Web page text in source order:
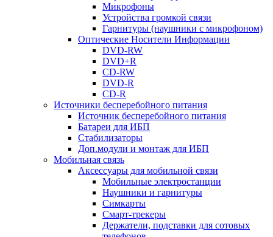
Микрофоны
Устройства громкой связи
Гарнитуры (наушники с микрофоном)
Оптические Носители Информации
DVD-RW
DVD+R
CD-RW
DVD-R
CD-R
Источники бесперебойного питания
Источник бесперебойного питания
Батареи для ИБП
Стабилизаторы
Доп.модули и монтаж для ИБП
Мобильная связь
Аксессуары для мобильной связи
Мобильные электростанции
Наушники и гарнитуры
Симкарты
Смарт-трекеры
Держатели, подставки для сотовых